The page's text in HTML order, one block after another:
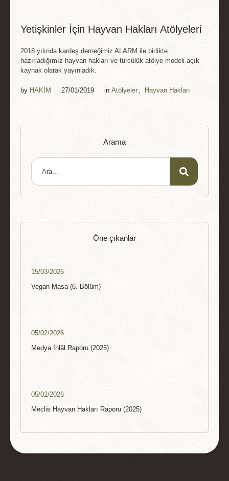
Yetişkinler İçin Hayvan Hakları Atölyeleri
2018 yılında kardeş derneğimiz ALARM ile birlikte
hazırladığımız hayvan hakları ve türcülük atölye modeli açık
kaynak olarak yayınladık.
by HAKİM 27/01/2019 in Atölyeler , Hayvan Hakları
Arama
Öne çıkanlar
15/03/2026
Vegan Masa (6. Bölüm)
05/02/2026
Medya İhlâl Raporu (2025)
05/02/2026
Meclis Hayvan Hakları Raporu (2025)